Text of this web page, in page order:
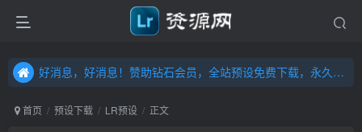
好消息，好消息！赞助钻石会员，全站预设免费下载，永久钻石会员，”送“万元超值资源，内容丰富，容量高达20T，不断更新！点击进入……
好消息，好消息！赞助钻石会员，全站预设免费下载，永久钻石会员，”送“万元超值资源，内容丰富，容量高达20T，不断更新！点击进入……
首页 预设下载 LR预设 正文